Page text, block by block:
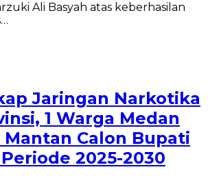
Ali Basyah atas keberhasilan
Jaringan Narkotika
1 Warga Medan
Mantan Calon Bupati
2025-2030